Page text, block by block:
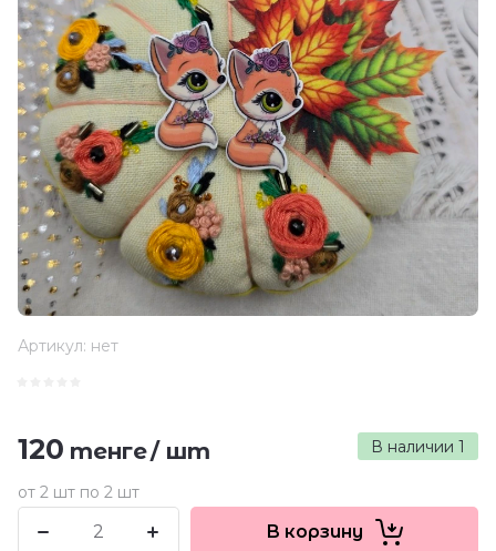
Артикул: нет
В наличии 1
120 тенге/шт
от 2 шт по 2 шт
В корзину